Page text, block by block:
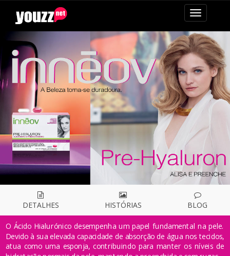
mudar
DETALHES HISTÓRIAS BLOG
O Ácido Hialurónico desempenha um papel fundamental na pele.
Devido à sua elevada capacidade de absorção de água nos tecidos,
atua como uma esponja, contribuindo para manter os níveis de